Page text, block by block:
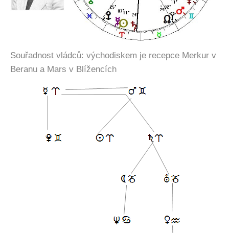
Souřadnost vládců: východiskem je recepce Merkur v
Beranu a Mars v Blížencích